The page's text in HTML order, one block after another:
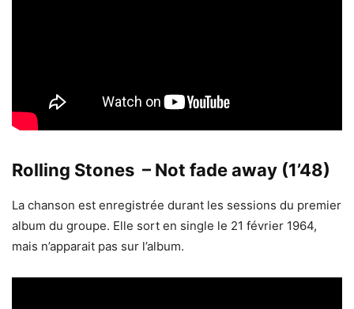
Rolling Stones – Not fade away (1’48)
La chanson est enregistrée durant les sessions du premier
album du groupe. Elle sort en single le 21 février 1964,
mais n’apparait pas sur l’album.